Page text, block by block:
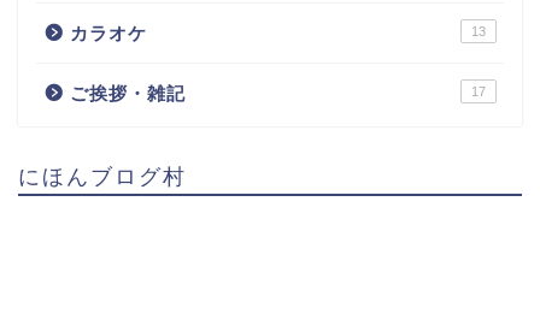
カラオケ 13
ご挨拶・雑記 17
にほんブログ村